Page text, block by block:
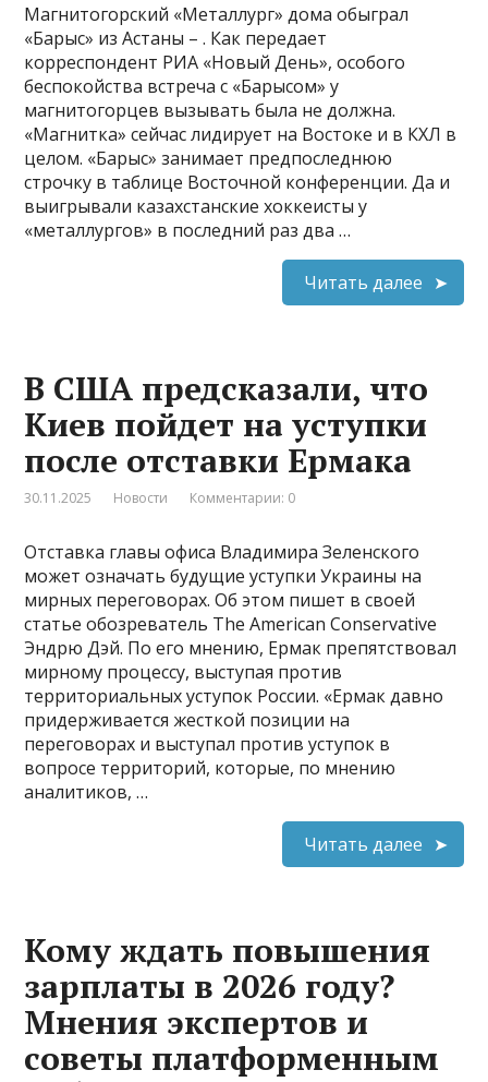
Магнитогорский «Металлург» дома обыграл
«Барыс» из Астаны – . Как передает
корреспондент РИА «Новый День», особого
беспокойства встреча с «Барысом» у
магнитогорцев вызывать была не должна.
«Магнитка» сейчас лидирует на Востоке и в КХЛ в
целом. «Барыс» занимает предпоследнюю
строчку в таблице Восточной конференции. Да и
выигрывали казахстанские хоккеисты у
«металлургов» в последний раз два …
Читать далее
В США предсказали, что
Киев пойдет на уступки
после отставки Ермака
30.11.2025 Новости Комментарии: 0
Отставка главы офиса Владимира Зеленского
может означать будущие уступки Украины на
мирных переговорах. Об этом пишет в своей
статье обозреватель The American Conservative
Эндрю Дэй. По его мнению, Ермак препятствовал
мирному процессу, выступая против
территориальных уступок России. «Ермак давно
придерживается жесткой позиции на
переговорах и выступал против уступок в
вопросе территорий, которые, по мнению
аналитиков, …
Читать далее
Кому ждать повышения
зарплаты в 2026 году?
Мнения экспертов и
советы платформенным